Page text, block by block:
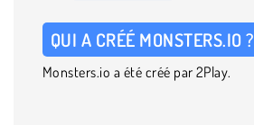
QUI A CRÉÉ MONSTERS.IO ?
Monsters.io a été créé par 2Play.